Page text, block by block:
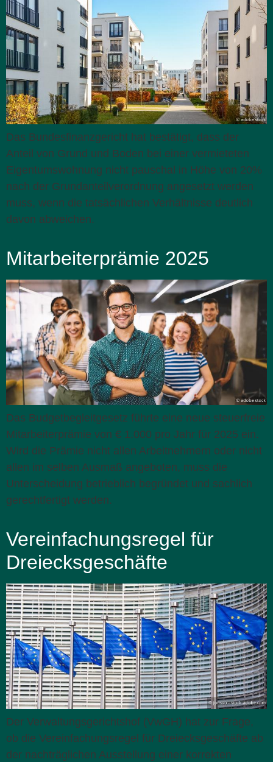
Das Bundesfinanzgericht hat bestätigt, dass der
Anteil von Grund und Boden bei einer vermieteten
Eigentumswohnung nicht pauschal in Höhe von 20%
nach der Grundanteilverordnung angesetzt werden
muss, wenn die tatsächlichen Verhältnisse deutlich
davon abweichen.
Mitarbeiterprämie 2025
Das Budgetbegleitgesetz führte eine neue steuerfreie
Mitarbeiterprämie von € 1.000 pro Jahr für 2025 ein.
Wird die Prämie nicht allen Arbeitnehmern oder nicht
allen im selben Ausmaß angeboten, muss die
Unterscheidung betrieblich begründet und sachlich
gerechtfertigt werden.
Vereinfachungsregel für
Dreiecksgeschäfte
Der Verwaltungsgerichtshof (VwGH) hat zur Frage,
ob die Vereinfachungsregel für Dreiecksgeschäfte ab
der nachträglichen Ausstellung einer korrekten